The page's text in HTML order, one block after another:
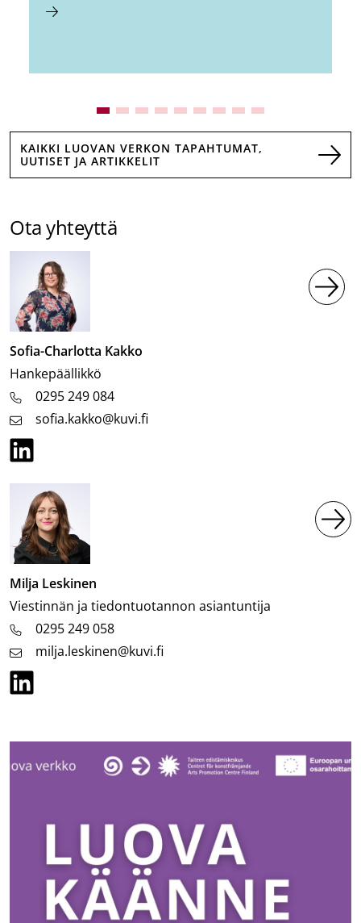
KAIKKI LUOVAN VERKON TAPAHTUMAT,
UUTISET JA ARTIKKELIT
Ota yhteyttä
Sofia-Charlotta Kakko
Tehtävänimike
Hankepäällikkö
0295 249 084
sofia.kakko@kuvi.fi
Kuva
Milja Leskinen
Tehtävänimike
Viestinnän ja tiedontuotannon asiantuntija
0295 249 058
milja.leskinen@kuvi.fi